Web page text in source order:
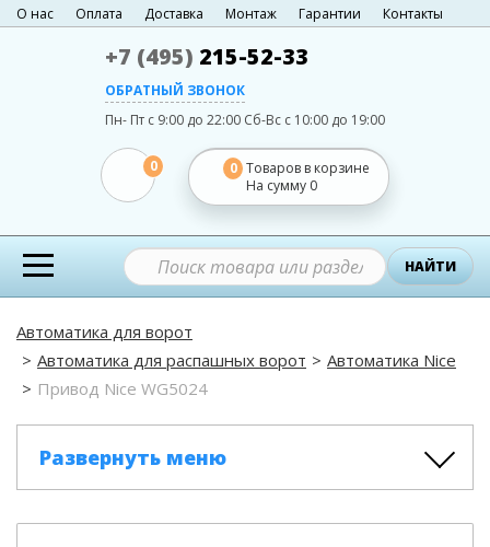
О нас Оплата Доставка Монтаж Гарантии Контакты
+7 (495) 215-52-33
ОБРАТНЫЙ ЗВОНОК
Пн- Пт с 9:00 до 22:00 Сб-Вс с 10:00 до 19:00
0 0 Товаров в корзине
На сумму 0
НАЙТИ
Автоматика для ворот
Автоматика для распашных ворот
Автоматика Nice
Привод Nice WG5024
Развернуть меню